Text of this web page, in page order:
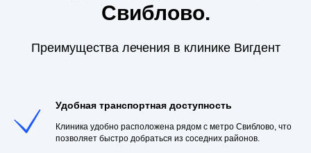
Свиблово.
Преимущества лечения в клинике Вигдент
Удобная транспортная доступность
Клиника удобно расположена рядом с метро Свиблово, что
позволяет быстро добраться из соседних районов.
Мы предлагаем